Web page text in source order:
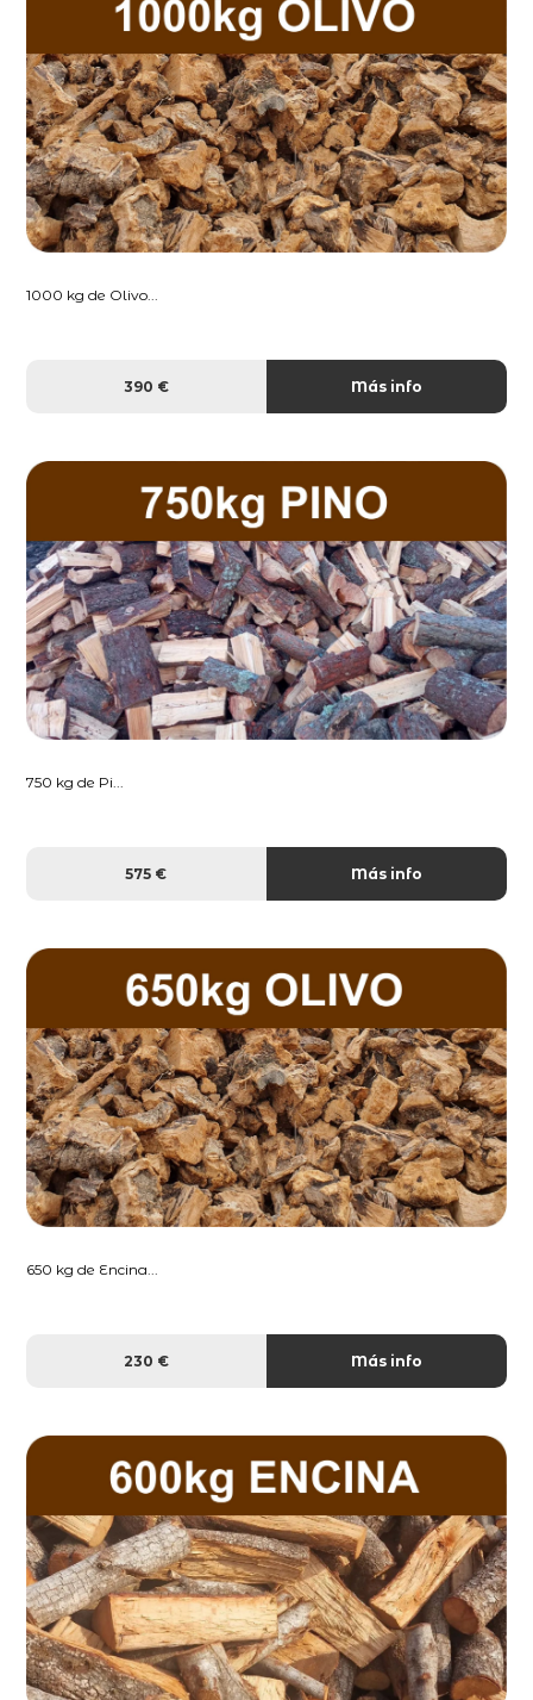
1000 kg de Olivo...
390 € Más info
750 kg de Pi...
575 € Más info
650 kg de Encina...
230 € Más info